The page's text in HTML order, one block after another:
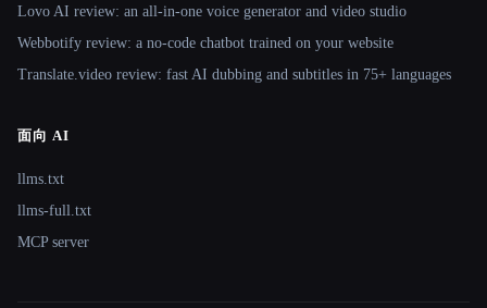
Lovo AI review: an all-in-one voice generator and video studio
Webbotify review: a no-code chatbot trained on your website
Translate.video review: fast AI dubbing and subtitles in 75+ languages
面向 AI
llms.txt
llms-full.txt
MCP server